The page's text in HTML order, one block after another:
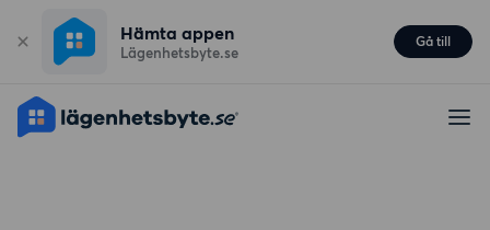
Hämta appen
Lägenhetsbyte.se
Gå till